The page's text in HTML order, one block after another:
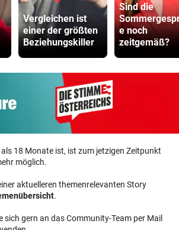
Vergleichen ist
einer der größten
Beziehungskiller
Sind die
e noch
zeitgemäß?
18 Monate ist, ist zum jetzigen Zeitpunkt
möglich.
aktuelleren themenrelevanten Story
.
sich gern an das Community-Team per Mail